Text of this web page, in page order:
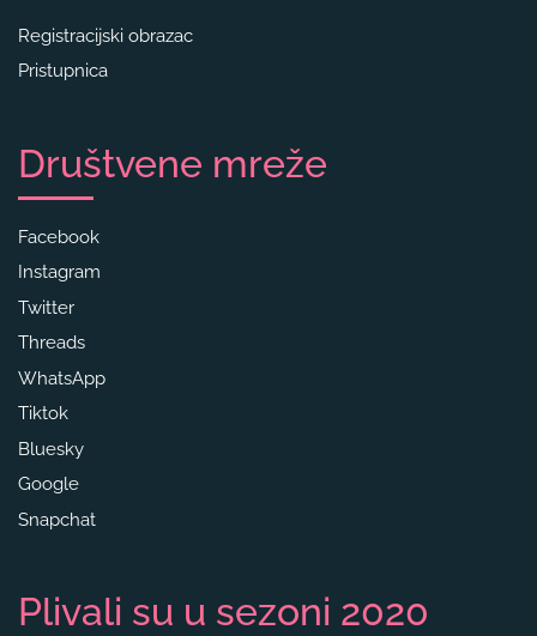
Registracijski obrazac
Pristupnica
Društvene mreže
Facebook
Instagram
Twitter
Threads
WhatsApp
Tiktok
Bluesky
Google
Snapchat
Plivali su u sezoni 2020